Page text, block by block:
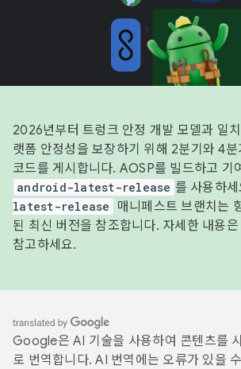
2026년부터 트렁크 안정 개발 모델과 일
랫폼 안정성을 보장하기 위해 2분기와 4
코드를 게시합니다. AOSP를 빌드하고 기
android-latest-release 를 사용하세
latest-release
매니페스트 브랜치는
된 최신 버전을 참조합니다. 자세한 내용은
참고하세요.
Google은 AI 기술을 사용하여 콘텐츠를
로 번역합니다. AI 번역에는 오류가 있을